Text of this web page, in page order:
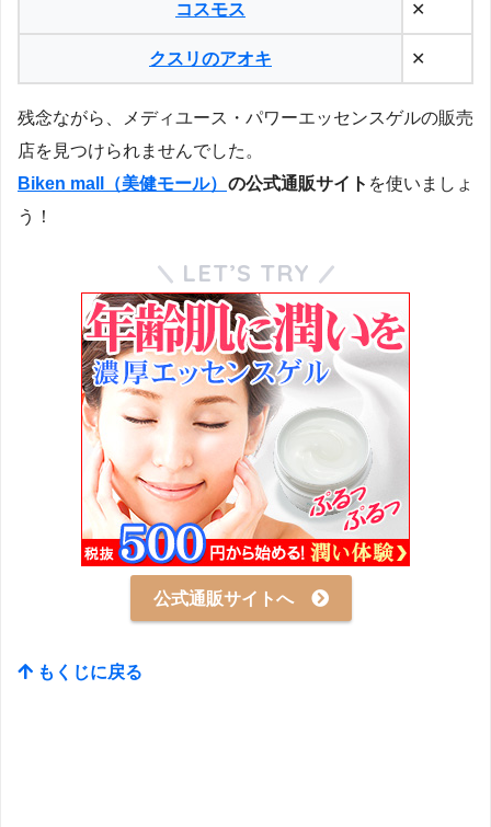
コスモス ✕
クスリのアオキ ✕
残念ながら、メディユース・パワーエッセンスゲルの販売
店を見つけられませんでした。
Biken mall（美健モール） の公式通販サイト を使いましょ
う！
LET’S TRY
公式通販サイトへ
もくじに戻る